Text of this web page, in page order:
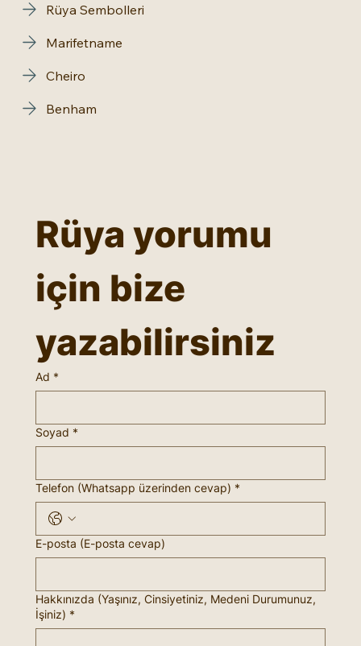
Rüya Sembolleri
Marifetname
Cheiro
Benham
Rüya yorumu
için bize
yazabilirsiniz
Ad *
Soyad *
Telefon (Whatsapp üzerinden cevap) *
E-posta (E-posta cevap)
Hakkınızda (Yaşınız, Cinsiyetiniz, Medeni Durumunuz,
İşiniz) *